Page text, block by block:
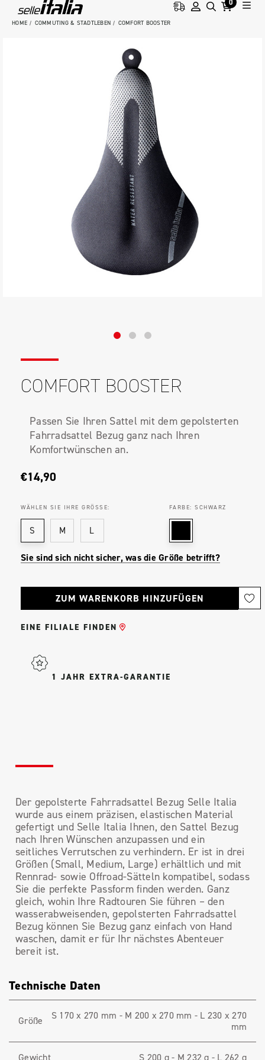
0
HOME COMMUTING & STADTLEBEN COMFORT BOOSTER
COMFORT BOOSTER
Passen Sie Ihren Sattel mit dem gepolsterten
Fahrradsattel Bezug ganz nach Ihren
Komfortwünschen an.
€14,90
WÄHLEN SIE IHRE GRÖSSE:
S M L
FARBE:SCHWARZ
Sie sind sich nicht sicher, was die Größe betrifft?
Aktueller
Bestand:
EINE FILIALE FINDEN
1 JAHR EXTRA-GARANTIE
Der gepolsterte Fahrradsattel Bezug Selle Italia
wurde aus einem präzisen, elastischen Material
gefertigt und Selle Italia Ihnen, den Sattel Bezug
nach Ihren Wünschen anzupassen und ein
seitliches Verrutschen zu verhindern. Er ist in drei
Größen (Small, Medium, Large) erhältlich und mit
Rennrad- sowie Offroad-Sätteln kompatibel, sodass
Sie die perfekte Passform finden werden. Ganz
gleich, wohin Ihre Radtouren Sie führen – den
wasserabweisenden, gepolsterten Fahrradsattel
Bezug können Sie Bezug ganz einfach von Hand
waschen, damit er für Ihr nächstes Abenteuer
bereit ist.
Technische Daten
Größe
S 170 x 270 mm - M 200 x 270 mm - L 230 x 270
mm
Gewicht S 200 g - M 232 g - L 262 g